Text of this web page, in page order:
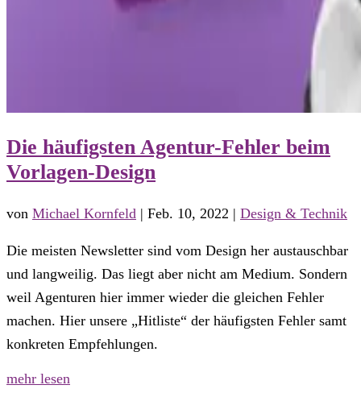
Die häufigsten Agentur-Fehler beim
Vorlagen-Design
von Michael Kornfeld | Feb. 10, 2022 | Design & Technik
Die meisten Newsletter sind vom Design her austauschbar
und langweilig. Das liegt aber nicht am Medium. Sondern
weil Agenturen hier immer wieder die gleichen Fehler
machen. Hier unsere „Hitliste“ der häufigsten Fehler samt
konkreten Empfehlungen.
mehr lesen